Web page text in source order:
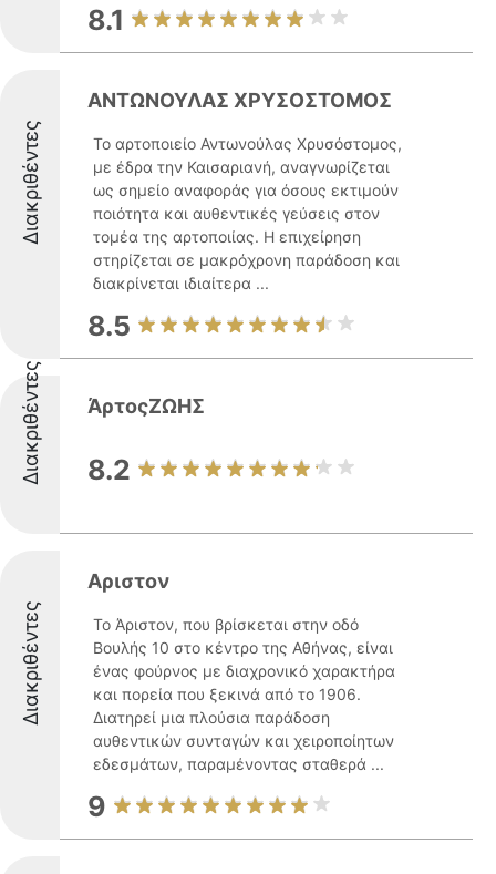
8.1
Διακριθέντες
ΑΝΤΩΝΟΥΛΑΣ ΧΡΥΣΟΣΤΟΜΟΣ
Το αρτοποιείο Αντωνούλας Χρυσόστομος,
με έδρα την Καισαριανή, αναγνωρίζεται
ως σημείο αναφοράς για όσους εκτιμούν
ποιότητα και αυθεντικές γεύσεις στον
τομέα της αρτοποιίας. Η επιχείρηση
στηρίζεται σε μακρόχρονη παράδοση και
διακρίνεται ιδιαίτερα ...
8.5
Διακριθέντες ΆρτοςΖΩΗΣ
8.2
Διακριθέντες
Αριστον
Το Άριστον, που βρίσκεται στην οδό
Βουλής 10 στο κέντρο της Αθήνας, είναι
ένας φούρνος με διαχρονικό χαρακτήρα
και πορεία που ξεκινά από το 1906.
Διατηρεί μια πλούσια παράδοση
αυθεντικών συνταγών και χειροποίητων
εδεσμάτων, παραμένοντας σταθερά ...
9